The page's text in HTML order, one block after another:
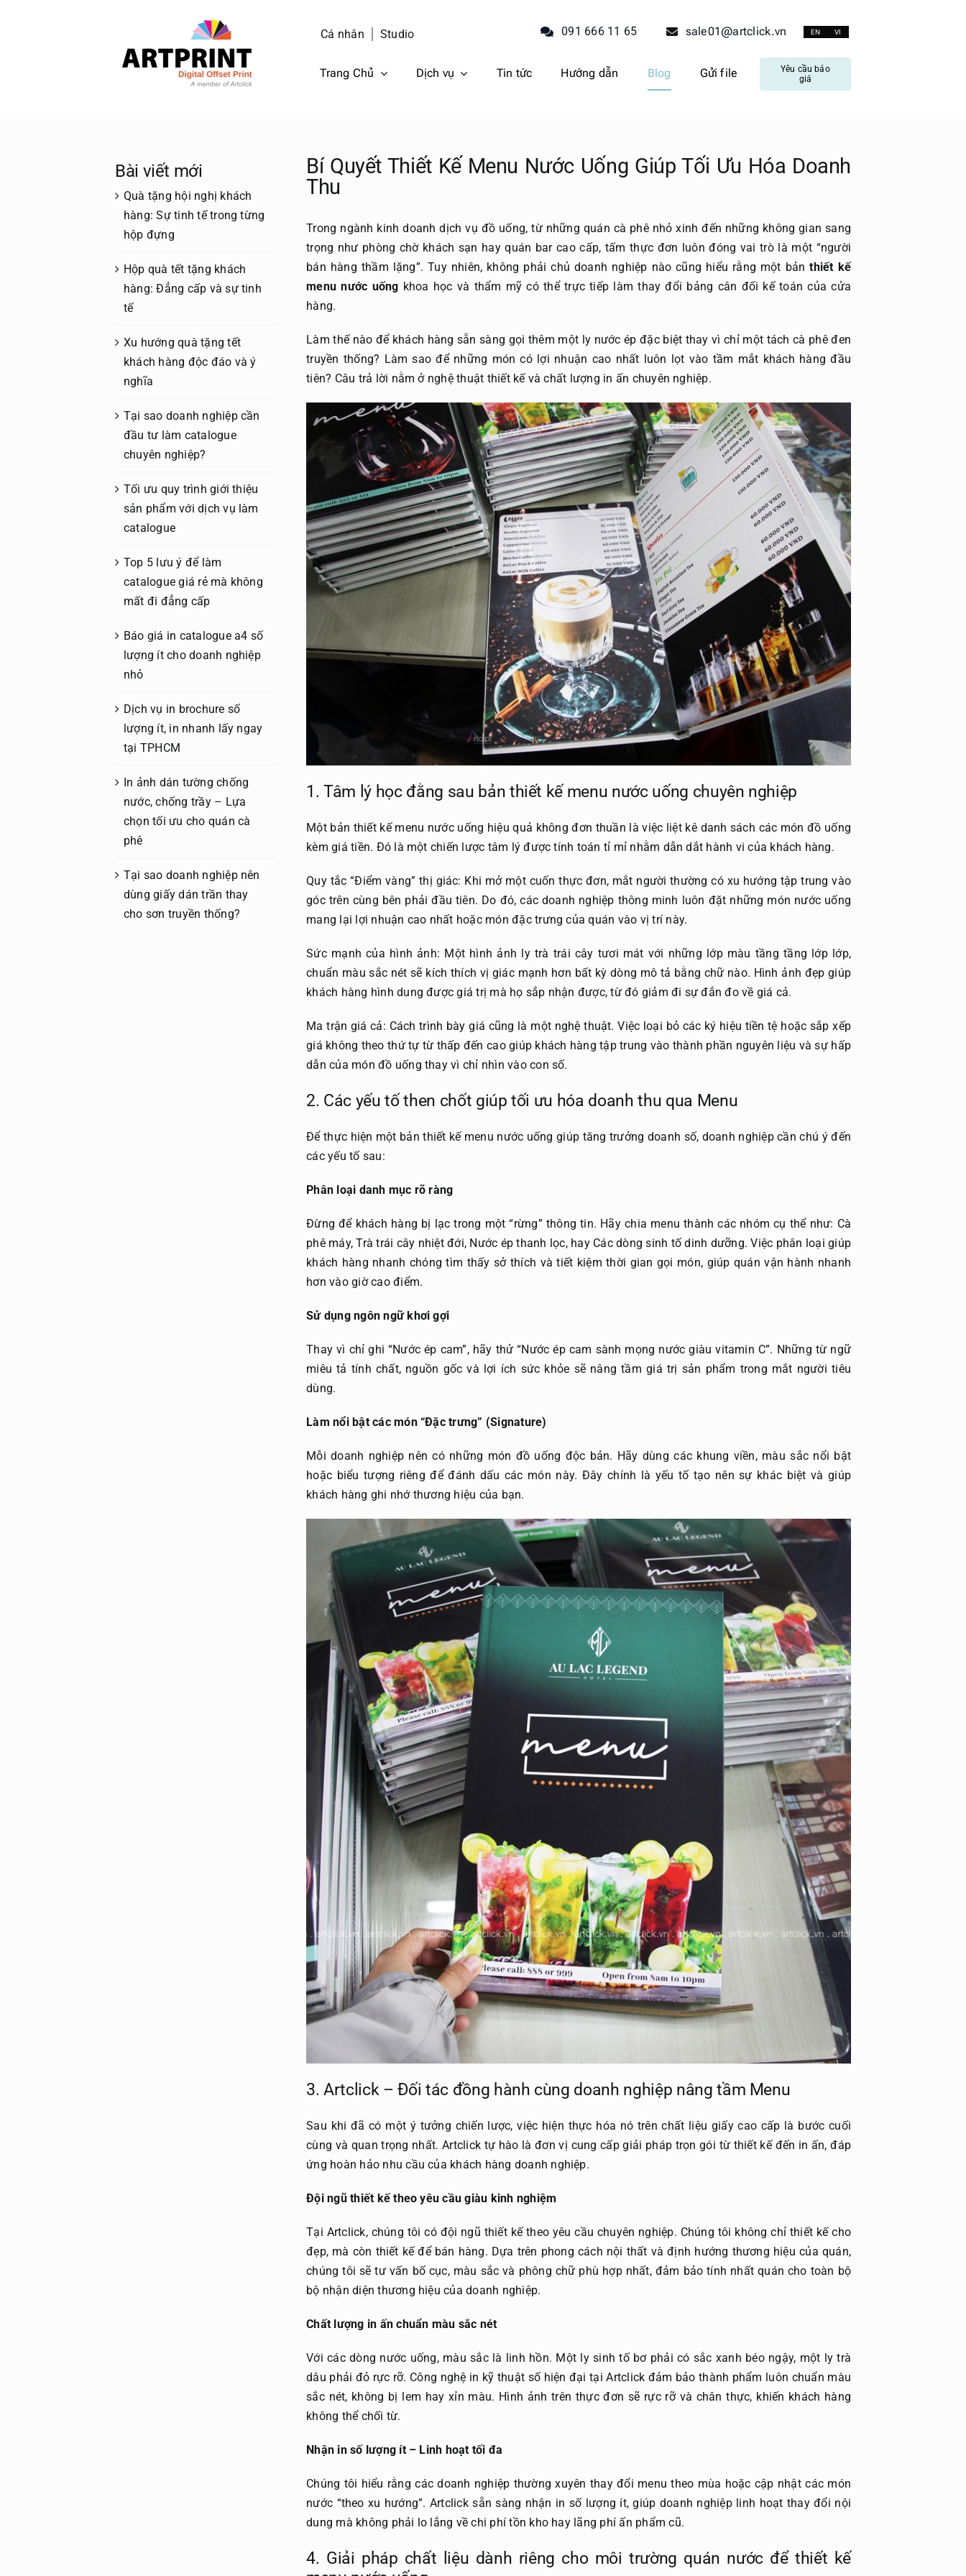
Cá nhân Studio 091 666 11 65 sale01@artclick.vn EN VI
Trang Chủ Dịch vụ Tin tức Hướng dẫn Blog Gửi file
Yêu cầu báo
giá
Bài viết mới
Quà tặng hội nghị khách
hàng: Sự tinh tế trong từng
hộp đựng
Hộp quà tết tặng khách
hàng: Đẳng cấp và sự tinh
tế
Xu hướng quà tặng tết
khách hàng độc đáo và ý
nghĩa
Tại sao doanh nghiệp cần
đầu tư làm catalogue
chuyên nghiệp?
Tối ưu quy trình giới thiệu
sản phẩm với dịch vụ làm
catalogue
Top 5 lưu ý để làm
catalogue giá rẻ mà không
mất đi đẳng cấp
Báo giá in catalogue a4 số
lượng ít cho doanh nghiệp
nhỏ
Dịch vụ in brochure số
lượng ít, in nhanh lấy ngay
tại TPHCM
In ảnh dán tường chống
nước, chống trầy – Lựa
chọn tối ưu cho quán cà
phê
Tại sao doanh nghiệp nên
dùng giấy dán trần thay
cho sơn truyền thống?
Bí Quyết Thiết Kế Menu Nước Uống Giúp Tối Ưu Hóa Doanh
Thu
Trong ngành kinh doanh dịch vụ đồ uống, từ những quán cà phê nhỏ xinh đến những không gian sang
trọng như phòng chờ khách sạn hay quán bar cao cấp, tấm thực đơn luôn đóng vai trò là một “người
bán hàng thầm lặng”. Tuy nhiên, không phải chủ doanh nghiệp nào cũng hiểu rằng một bản thiết kế
menu nước uống khoa học và thẩm mỹ có thể trực tiếp làm thay đổi bảng cân đối kế toán của cửa
hàng.
Làm thế nào để khách hàng sẵn sàng gọi thêm một ly nước ép đặc biệt thay vì chỉ một tách cà phê đen
truyền thống? Làm sao để những món có lợi nhuận cao nhất luôn lọt vào tầm mắt khách hàng đầu
tiên? Câu trả lời nằm ở nghệ thuật thiết kế và chất lượng in ấn chuyên nghiệp.
1. Tâm lý học đằng sau bản thiết kế menu nước uống chuyên nghiệp
Một bản thiết kế menu nước uống hiệu quả không đơn thuần là việc liệt kê danh sách các món đồ uống
kèm giá tiền. Đó là một chiến lược tâm lý được tính toán tỉ mỉ nhằm dẫn dắt hành vi của khách hàng.
Quy tắc “Điểm vàng” thị giác: Khi mở một cuốn thực đơn, mắt người thường có xu hướng tập trung vào
góc trên cùng bên phải đầu tiên. Do đó, các doanh nghiệp thông minh luôn đặt những món nước uống
mang lại lợi nhuận cao nhất hoặc món đặc trưng của quán vào vị trí này.
Sức mạnh của hình ảnh: Một hình ảnh ly trà trái cây tươi mát với những lớp màu tầng tầng lớp lớp,
chuẩn màu sắc nét sẽ kích thích vị giác mạnh hơn bất kỳ dòng mô tả bằng chữ nào. Hình ảnh đẹp giúp
khách hàng hình dung được giá trị mà họ sắp nhận được, từ đó giảm đi sự đắn đo về giá cả.
Ma trận giá cả: Cách trình bày giá cũng là một nghệ thuật. Việc loại bỏ các ký hiệu tiền tệ hoặc sắp xếp
giá không theo thứ tự từ thấp đến cao giúp khách hàng tập trung vào thành phần nguyên liệu và sự hấp
dẫn của món đồ uống thay vì chỉ nhìn vào con số.
2. Các yếu tố then chốt giúp tối ưu hóa doanh thu qua Menu
Để thực hiện một bản thiết kế menu nước uống giúp tăng trưởng doanh số, doanh nghiệp cần chú ý đến
các yếu tố sau:
Phân loại danh mục rõ ràng
Đừng để khách hàng bị lạc trong một “rừng” thông tin. Hãy chia menu thành các nhóm cụ thể như: Cà
phê máy, Trà trái cây nhiệt đới, Nước ép thanh lọc, hay Các dòng sinh tố dinh dưỡng. Việc phân loại giúp
khách hàng nhanh chóng tìm thấy sở thích và tiết kiệm thời gian gọi món, giúp quán vận hành nhanh
hơn vào giờ cao điểm.
Sử dụng ngôn ngữ khơi gợi
Thay vì chỉ ghi “Nước ép cam”, hãy thử “Nước ép cam sành mọng nước giàu vitamin C”. Những từ ngữ
miêu tả tính chất, nguồn gốc và lợi ích sức khỏe sẽ nâng tầm giá trị sản phẩm trong mắt người tiêu
dùng.
Làm nổi bật các món “Đặc trưng” (Signature)
Mỗi doanh nghiệp nên có những món đồ uống độc bản. Hãy dùng các khung viền, màu sắc nổi bật
hoặc biểu tượng riêng để đánh dấu các món này. Đây chính là yếu tố tạo nên sự khác biệt và giúp
khách hàng ghi nhớ thương hiệu của bạn.
3. Artclick – Đối tác đồng hành cùng doanh nghiệp nâng tầm Menu
Sau khi đã có một ý tưởng chiến lược, việc hiện thực hóa nó trên chất liệu giấy cao cấp là bước cuối
cùng và quan trọng nhất. Artclick tự hào là đơn vị cung cấp giải pháp trọn gói từ thiết kế đến in ấn, đáp
ứng hoàn hảo nhu cầu của khách hàng doanh nghiệp.
Đội ngũ thiết kế theo yêu cầu giàu kinh nghiệm
Tại Artclick, chúng tôi có đội ngũ thiết kế theo yêu cầu chuyên nghiệp. Chúng tôi không chỉ thiết kế cho
đẹp, mà còn thiết kế để bán hàng. Dựa trên phong cách nội thất và định hướng thương hiệu của quán,
chúng tôi sẽ tư vấn bố cục, màu sắc và phông chữ phù hợp nhất, đảm bảo tính nhất quán cho toàn bộ
bộ nhận diện thương hiệu của doanh nghiệp.
Chất lượng in ấn chuẩn màu sắc nét
Với các dòng nước uống, màu sắc là linh hồn. Một ly sinh tố bơ phải có sắc xanh béo ngậy, một ly trà
dâu phải đỏ rực rỡ. Công nghệ in kỹ thuật số hiện đại tại Artclick đảm bảo thành phẩm luôn chuẩn màu
sắc nét, không bị lem hay xỉn màu. Hình ảnh trên thực đơn sẽ rực rỡ và chân thực, khiến khách hàng
không thể chối từ.
Nhận in số lượng ít – Linh hoạt tối đa
Chúng tôi hiểu rằng các doanh nghiệp thường xuyên thay đổi menu theo mùa hoặc cập nhật các món
nước “theo xu hướng”. Artclick sẵn sàng nhận in số lượng ít, giúp doanh nghiệp linh hoạt thay đổi nội
dung mà không phải lo lắng về chi phí tồn kho hay lãng phí ấn phẩm cũ.
4. Giải pháp chất liệu dành riêng cho môi trường quán nước đểthiết kế